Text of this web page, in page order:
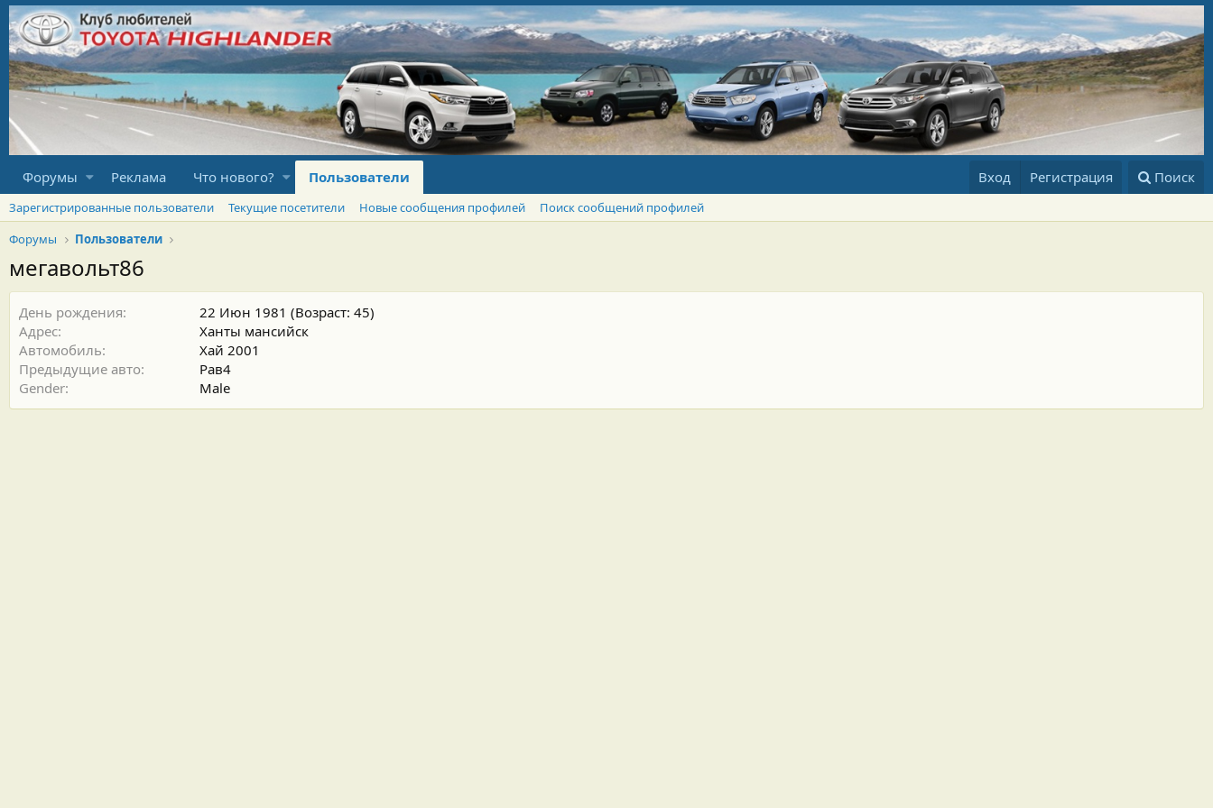
Форумы Реклама Что нового? Пользователи Вход Регистрация Поиск
Зарегистрированные пользователи Текущие посетители Новые сообщения профилей
Поиск сообщений профилей
Форумы
Пользователи
мегавольт86
День рождения
22 Июн 1981 (Возраст: 45)
Адрес
Ханты мансийск
Автомобиль
Хай 2001
Предыдущие авто
Рав4
Gender
Male